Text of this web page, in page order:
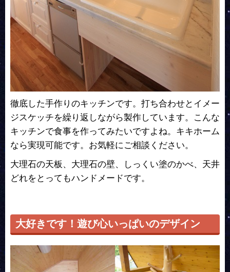
徹底した手作りのキッチンです。打ち合わせとイメー
ジスケッチを繰り返しながら製作しています。こんな
キッチンで食事を作ってみたいですよね。キキホーム
なら実現可能です。お気軽にご相談ください。
大理石の天板、大理石の壁、しっくい塗のかべ、天井
どれをとってもハンドメードです。
大好きです！遊び心いっぱいのデザイン